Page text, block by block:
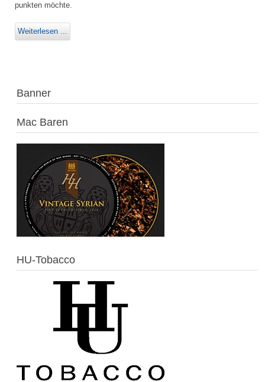
punkten möchte.
Weiterlesen ...
Banner
Mac Baren
HU-Tobacco